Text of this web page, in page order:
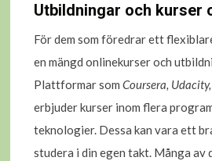
Utbildningar och kurser
För dem som föredrar ett
en mängd onlinekurser och
Plattformar somCoursera, Udacity,
erbjuder kurser inom flera
teknologier. Dessa kan vara ett
studera i din egen takt. Många av